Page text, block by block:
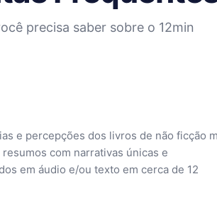
precisa saber sobre o 12min
e percepções dos livros de não ficção
com narrativas únicas e
em áudio e/ou texto em cerca de 12